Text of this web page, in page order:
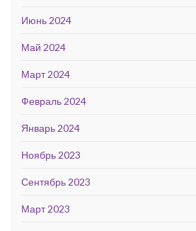
Июнь 2024
Май 2024
Март 2024
Февраль 2024
Январь 2024
Ноябрь 2023
Сентябрь 2023
Март 2023